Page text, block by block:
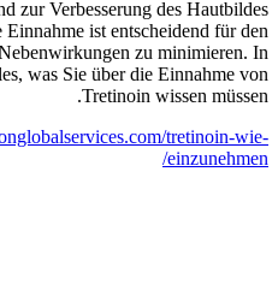
zur Verbesserung des Hautbildes
ist entscheidend für den
zu minimieren. In
was Sie über die Einnahme von
Tretinoin wissen müssen.
tretinoin-wie-
einzunehmen/